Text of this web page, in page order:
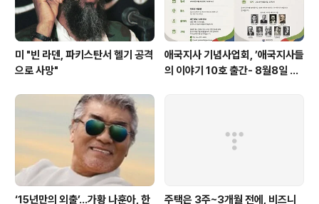
미 "빈 라덴, 파키스탄서 헬기 공격
으로 사망"
애국지사 기념사업회, ’애국지사들
의 이야기 10호 출간- 8월8일 출
‘15년만의 외출’…가황 나훈아, 한 주택은 3주~3개월 전에, 비즈니